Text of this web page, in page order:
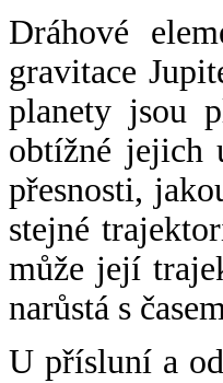
Dráhové
gravitace
planety jsou
obtížné jejich
přesnosti,
stejné
může její
narůstá s
U přísluní a